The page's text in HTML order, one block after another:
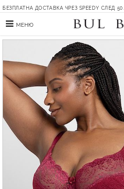
БЕЗПЛАТНА ДОСТАВКА ЧРЕЗ SPEEDY СЛЕД
МЕНЮ